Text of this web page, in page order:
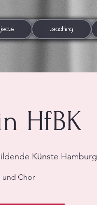
TEACHING
HfBK
Künste Hamburg
und Chor